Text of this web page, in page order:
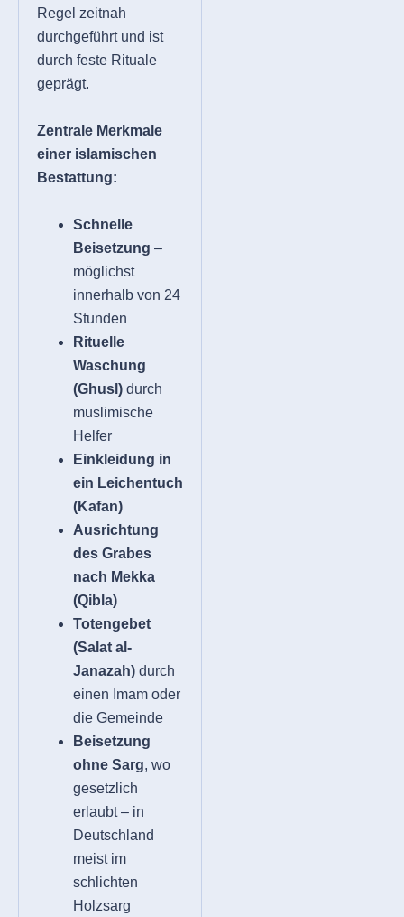
Regel zeitnah
durchgeführt und ist
durch feste Rituale
geprägt.
Zentrale Merkmale
einer islamischen
Bestattung:
Schnelle
Beisetzung –
möglichst
innerhalb von 24
Stunden
Rituelle
Waschung
(Ghusl) durch
muslimische
Helfer
Einkleidung in
ein Leichentuch
(Kafan)
Ausrichtung
des Grabes
nach Mekka
(Qibla)
Totengebet
(Salat al-
Janazah) durch
einen Imam oder
die Gemeinde
Beisetzung
ohne Sarg, wo
gesetzlich
erlaubt – in
Deutschland
meist im
schlichten
Holzsarg